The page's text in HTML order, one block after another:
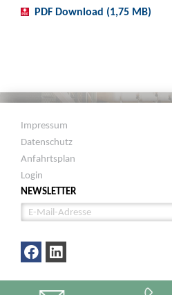
PDF Download (1,75 MB)
Impressum
Datenschutz
Anfahrtsplan
Login
NEWSLETTER